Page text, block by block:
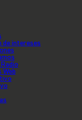
de intereses